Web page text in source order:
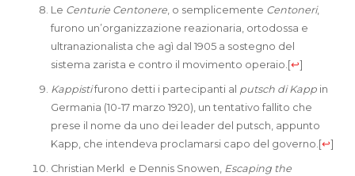
Le Centurie Centonere, o semplicemente Centoneri,
furono un’organizzazione reazionaria, ortodossa e
ultranazionalista che agì dal 1905 a sostegno del
sistema zarista e contro il movimento operaio. [↩]
Kappistifurono detti i partecipanti al putsch di Kapp in
Germania (10-17 marzo 1920), un tentativo fallito che
prese il nome da uno dei leader del putsch, appunto
Kapp, che intendeva proclamarsi capo del governo. [↩]
Christian Merkl e Dennis Snowen, Escaping the